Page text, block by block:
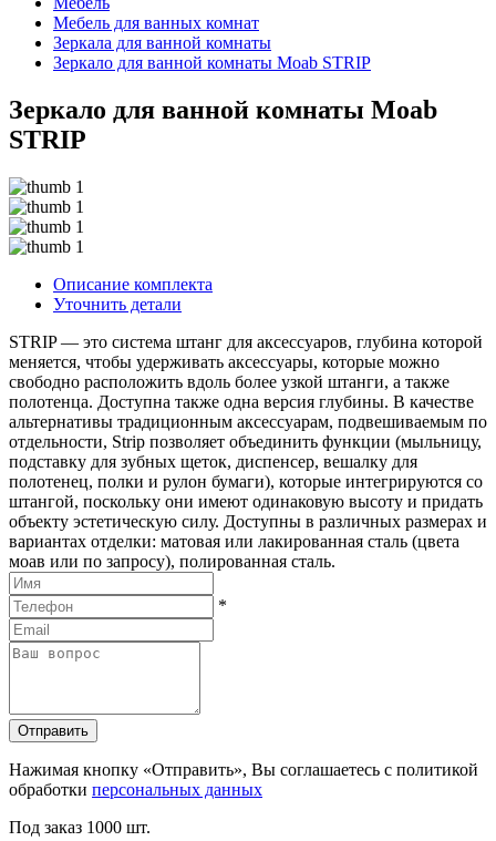
Мебель для ванных комнат
Зеркала для ванной комнаты
Зеркало для ванной комнаты Moab STRIP
Зеркало для ванной комнаты Moab
STRIP
Описание комплекта
Уточнить детали
STRIP — это система штанг для аксессуаров, глубина которой
меняется, чтобы удерживать аксессуары, которые можно
свободно расположить вдоль более узкой штанги, а также
полотенца. Доступна также одна версия глубины. В качестве
альтернативы традиционным аксессуарам, подвешиваемым по
отдельности, Strip позволяет объединить функции (мыльницу,
подставку для зубных щеток, диспенсер, вешалку для
полотенец, полки и рулон бумаги), которые интегрируются со
штангой, поскольку они имеют одинаковую высоту и придать
объекту эстетическую силу. Доступны в различных размерах и
вариантах отделки: матовая или лакированная сталь (цвета
моав или по запросу), полированная сталь.
*
Отправить
Нажимая кнопку «Отправить», Вы соглашаетесь с политикой
обработки персональных данных
Под заказ 1000 шт.